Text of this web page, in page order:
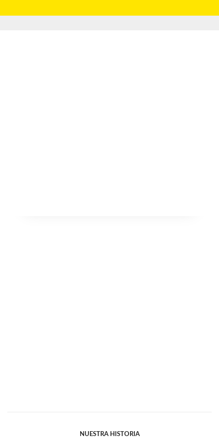
NUESTRA HISTORIA